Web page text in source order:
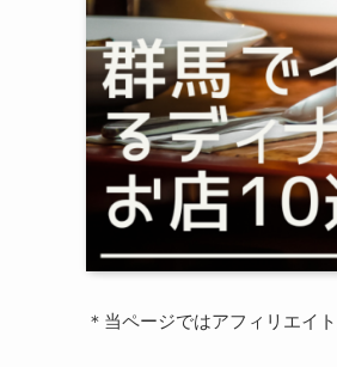
＊当ページではアフィリエイ